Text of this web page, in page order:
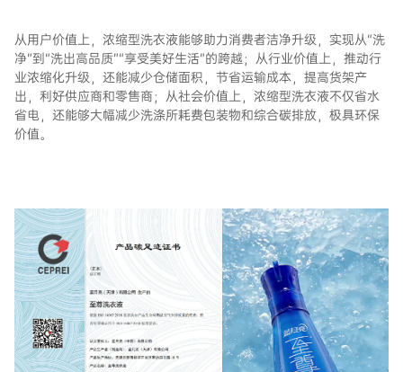
从用户价值上，浓缩型洗衣液能够助力消费者洁净升级，实现从“洗
净”到“洗出高品质”“享受美好生活”的跨越；从行业价值上，推动行
业浓缩化升级，还能减少仓储面积，节省运输成本，提高货架产
出，利好供应商和零售商；从社会价值上，浓缩型洗衣液不仅省水
省电，还能够大幅减少洗涤所耗费包装物和综合碳排放，极具环保
价值。